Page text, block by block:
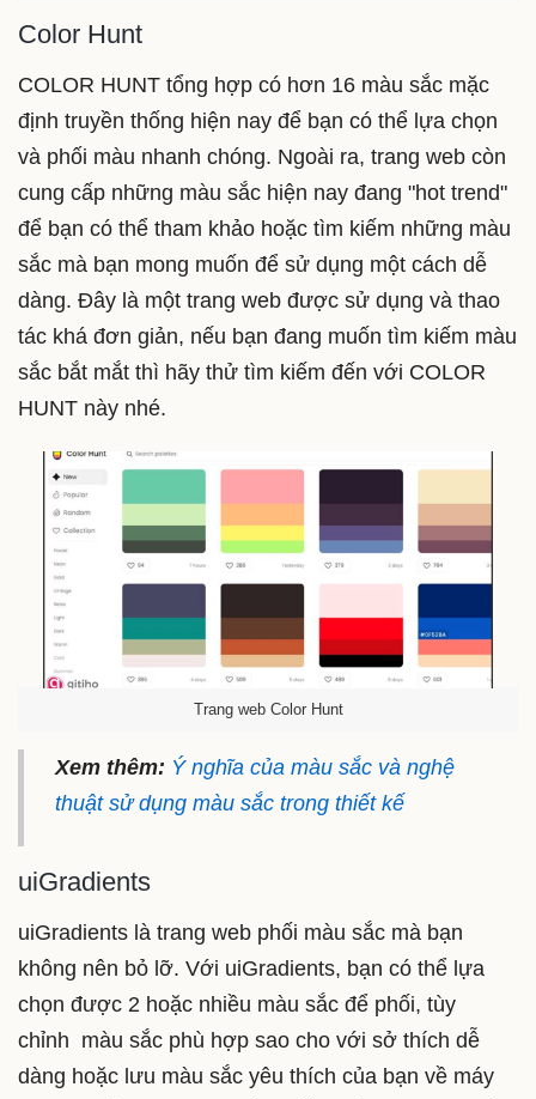
Color Hunt
COLOR HUNT tổng hợp có hơn 16 màu sắc mặc
định truyền thống hiện nay để bạn có thể lựa chọn
và phối màu nhanh chóng. Ngoài ra, trang web còn
cung cấp những màu sắc hiện nay đang "hot trend"
để bạn có thể tham khảo hoặc tìm kiếm những màu
sắc mà bạn mong muốn để sử dụng một cách dễ
dàng. Đây là một trang web được sử dụng và thao
tác khá đơn giản, nếu bạn đang muốn tìm kiếm màu
sắc bắt mắt thì hãy thử tìm kiếm đến với COLOR
HUNT này nhé.
Trang web Color Hunt
Xem thêm: Ý nghĩa của màu sắc và nghệ
thuật sử dụng màu sắc trong thiết kế
uiGradients
uiGradients là trang web phối màu sắc mà bạn
không nên bỏ lỡ. Với uiGradients, bạn có thể lựa
chọn được 2 hoặc nhiều màu sắc để phối, tùy
chỉnh màu sắc phù hợp sao cho với sở thích dễ
dàng hoặc lưu màu sắc yêu thích của bạn về máy